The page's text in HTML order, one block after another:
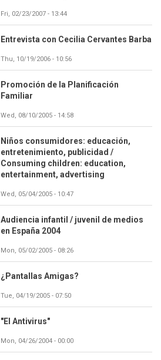
Fri, 02/23/2007 - 13:44
Entrevista con Cecilia Cervantes Barba
Thu, 10/19/2006 - 10:56
Promoción de la Planificación
Familiar
Wed, 08/10/2005 - 14:58
Niños consumidores: educación,
entretenimiento, publicidad /
Consuming children: education,
entertainment, advertising
Wed, 05/04/2005 - 10:47
Audiencia infantil / juvenil de medios
en España 2004
Mon, 05/02/2005 - 08:26
¿Pantallas Amigas?
Tue, 04/19/2005 - 07:50
"El Antivirus"
Mon, 04/26/2004 - 00:00